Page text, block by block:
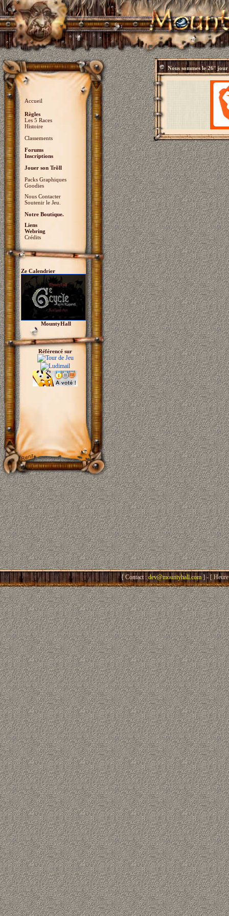
Accueil
Règles
Les 5 Races
Histoire
Classements
Forums
Inscriptions
Jouer son Trõll
Packs Graphiques
Goodies
Nous Contacter
Soutenir le Jeu.
Notre Boutique.
Liens
Webring
Crédits
Ze Calendrier
MountyHall
Référencé sur
Nous sommes le26° jour
[ Contact : dev@mountyhall.com] - [ Heure